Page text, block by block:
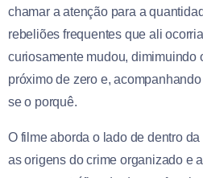
chamar a atenção para a
rebeliões frequentes que ali
curiosamente mudou, dimimuindo
próximo de zero e,
se o porquê.
O filme aborda o lado de dentro
as origens do crime organizado e